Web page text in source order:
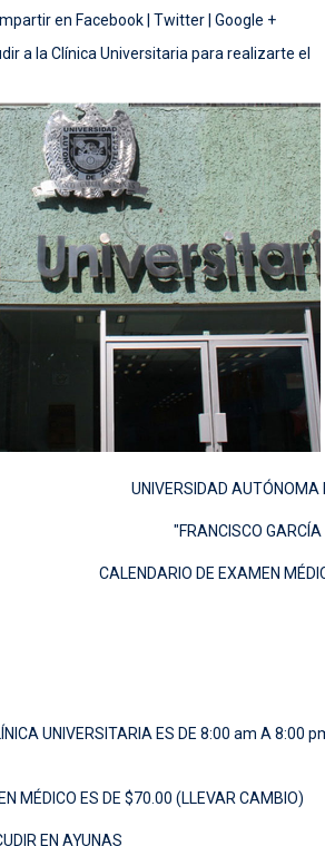
en Facebook Twitter Google +
a la Clínica Universitaria para realizarte el
UNIVERSIDAD
"FRANCISCO
CALENDARIO DE EXAMEN
UNIVERSITARIA ES DE 8:00 am A 8:00
MÉDICO ES DE $70.00 (LLEVAR CAMBIO)
EN AYUNAS